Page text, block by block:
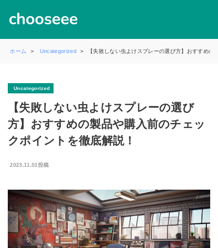
ホーム Uncategorized 【失敗しない虫よけスプレーの選び方】おすすめ
Uncategorized
【失敗しない虫よけスプレーの選び
方】おすすめの製品や購入前のチェッ
クポイントを徹底解説！
2023.11.01投稿